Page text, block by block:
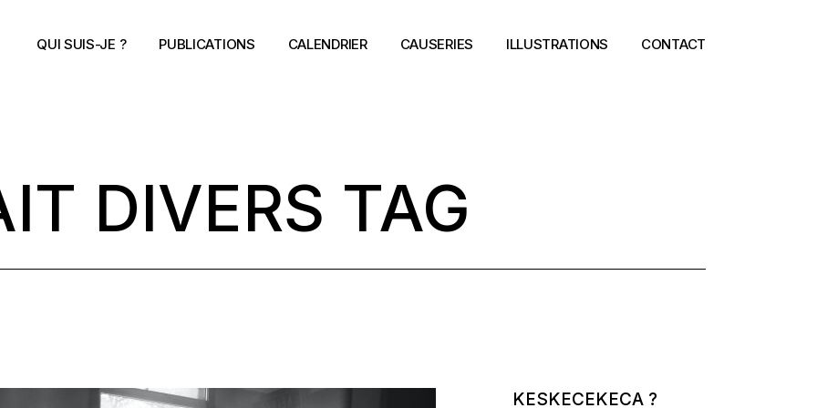
QUI SUIS-JE ? PUBLICATIONS CALENDRIER CAUSERIES ILLUSTRATIONS CONTACT
DIVERS TAG
KESKECEKECA ?